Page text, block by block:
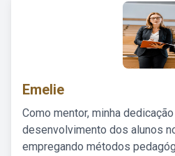
Emelie
Como mentor, minha
desenvolvimento dos alunos
empregando métodos